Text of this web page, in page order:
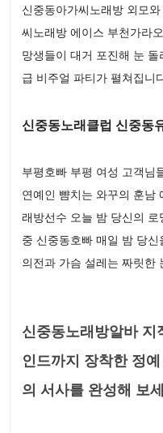
신중동아가씨노래방 외모
씨노래방 에이스 부천가라
망생들이 대거 포진해 눈
급 비주얼 파티가 펼쳐집니
신중동노래클럽 신중동
부평호빠 부평 여성 고객님
연예인 뺨치는 와꾸의 훈남
래방선수 오늘 밤 당신의
중 신중동호빠 매일 밤 당
의전과 가슴 설레는 짜릿한
신중동노래방알바
인드까지 장착한 정
의 서사를 완성해 보